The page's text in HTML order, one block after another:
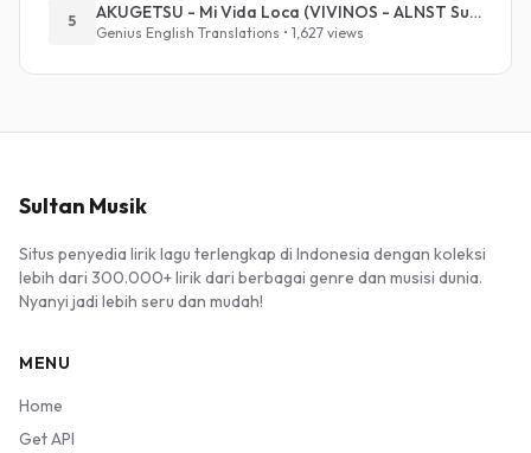
5 AKUGETSU - Mi Vida Loca (VIVINOS - ALNST Sub : Till Part.1)
Genius English Translations • 1,627 views
Sultan Musik
Situs penyedia lirik lagu terlengkap di Indonesia dengan koleksi
lebih dari 300.000+ lirik dari berbagai genre dan musisi dunia.
Nyanyi jadi lebih seru dan mudah!
MENU
Home
Get API